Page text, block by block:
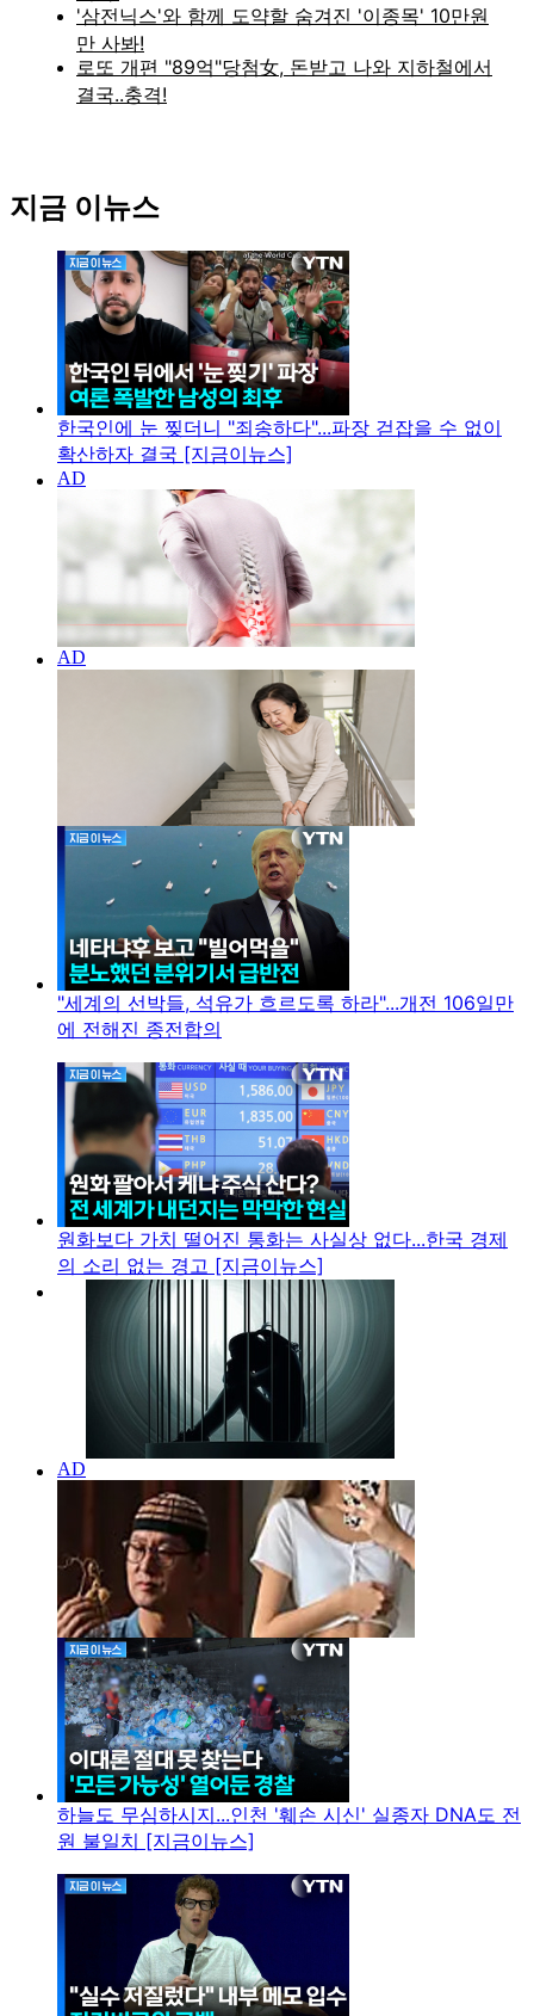
지금 이뉴스
한국인에 눈 찢더니 "죄송하다"...파장 걷잡을 수 없이
확산하자 결국 [지금이뉴스]
"세계의 선박들, 석유가 흐르도록 하라"...개전 106일만
에 전해진 종전합의
원화보다 가치 떨어진 통화는 사실상 없다...한국 경제
의 소리 없는 경고 [지금이뉴스]
하늘도 무심하시지...인천 '훼손 시신' 실종자 DNA도 전
원 불일치 [지금이뉴스]